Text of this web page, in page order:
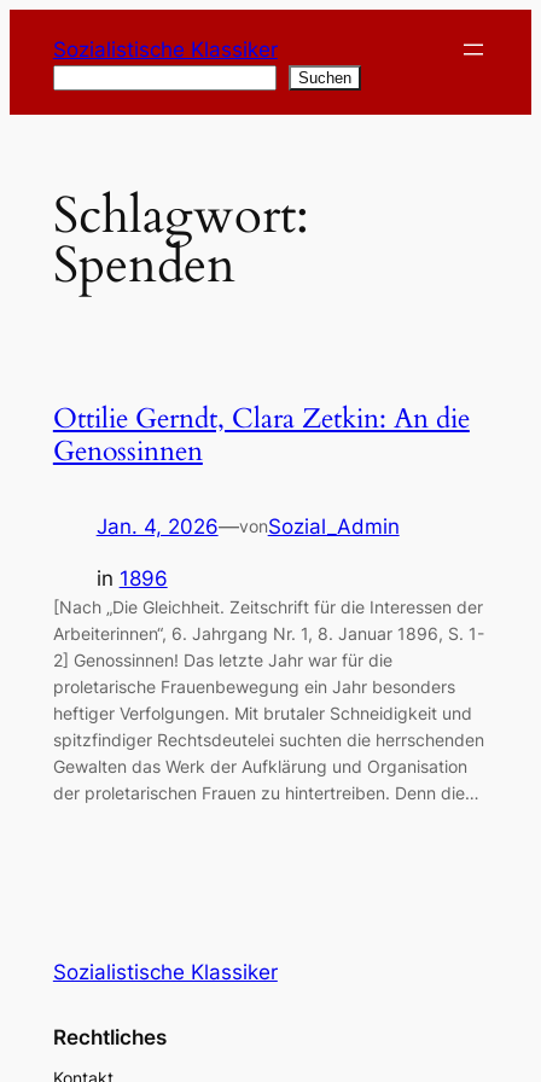
Inhalt
springen
Sozialistische Klassiker
Suchen
Schlagwort:
Spenden
Ottilie Gerndt, Clara Zetkin: An die
Genossinnen
Jan. 4, 2026—vonSozial_Admin
in 1896
[Nach „Die Gleichheit. Zeitschrift für die Interessen der
Arbeiterinnen“, 6. Jahrgang Nr. 1, 8. Januar 1896, S. 1-
2] Genossinnen! Das letzte Jahr war für die
proletarische Frauenbewegung ein Jahr besonders
heftiger Verfolgungen. Mit brutaler Schneidigkeit und
spitzfindiger Rechtsdeutelei suchten die herrschenden
Gewalten das Werk der Aufklärung und Organisation
der proletarischen Frauen zu hintertreiben. Denn die…
Sozialistische Klassiker
Rechtliches